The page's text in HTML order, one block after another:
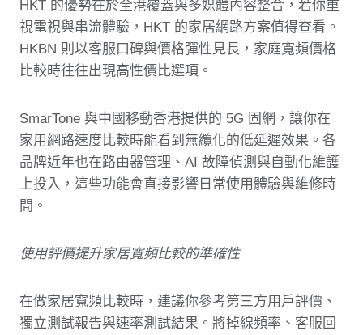
HKT 的優勢在於全港覆蓋與多媒體內容整合，若你重
視電視與串流體驗，HKT 的家居網路方案值得查看。
HKBN 則以客服口碑與價格彈性見長，家庭寬頻價格
比較時往往出現高性價比選項。
SmarTone 與中國移動香港提供的 5G 固網，讓你在
家用網路速度比較時能看到無纜化的低延遲效果。各
品牌近年也在路由器管理、AI 故障偵測與自動化維護
上投入，這些功能會直接影響日常使用體驗與維修時
間。
使用評價提升家居寬頻比較的準確性
在做家居寬頻比較時，建議你參考第三方用戶評價、
獨立測試報告與速率測試結果。將掉線頻率、客服回